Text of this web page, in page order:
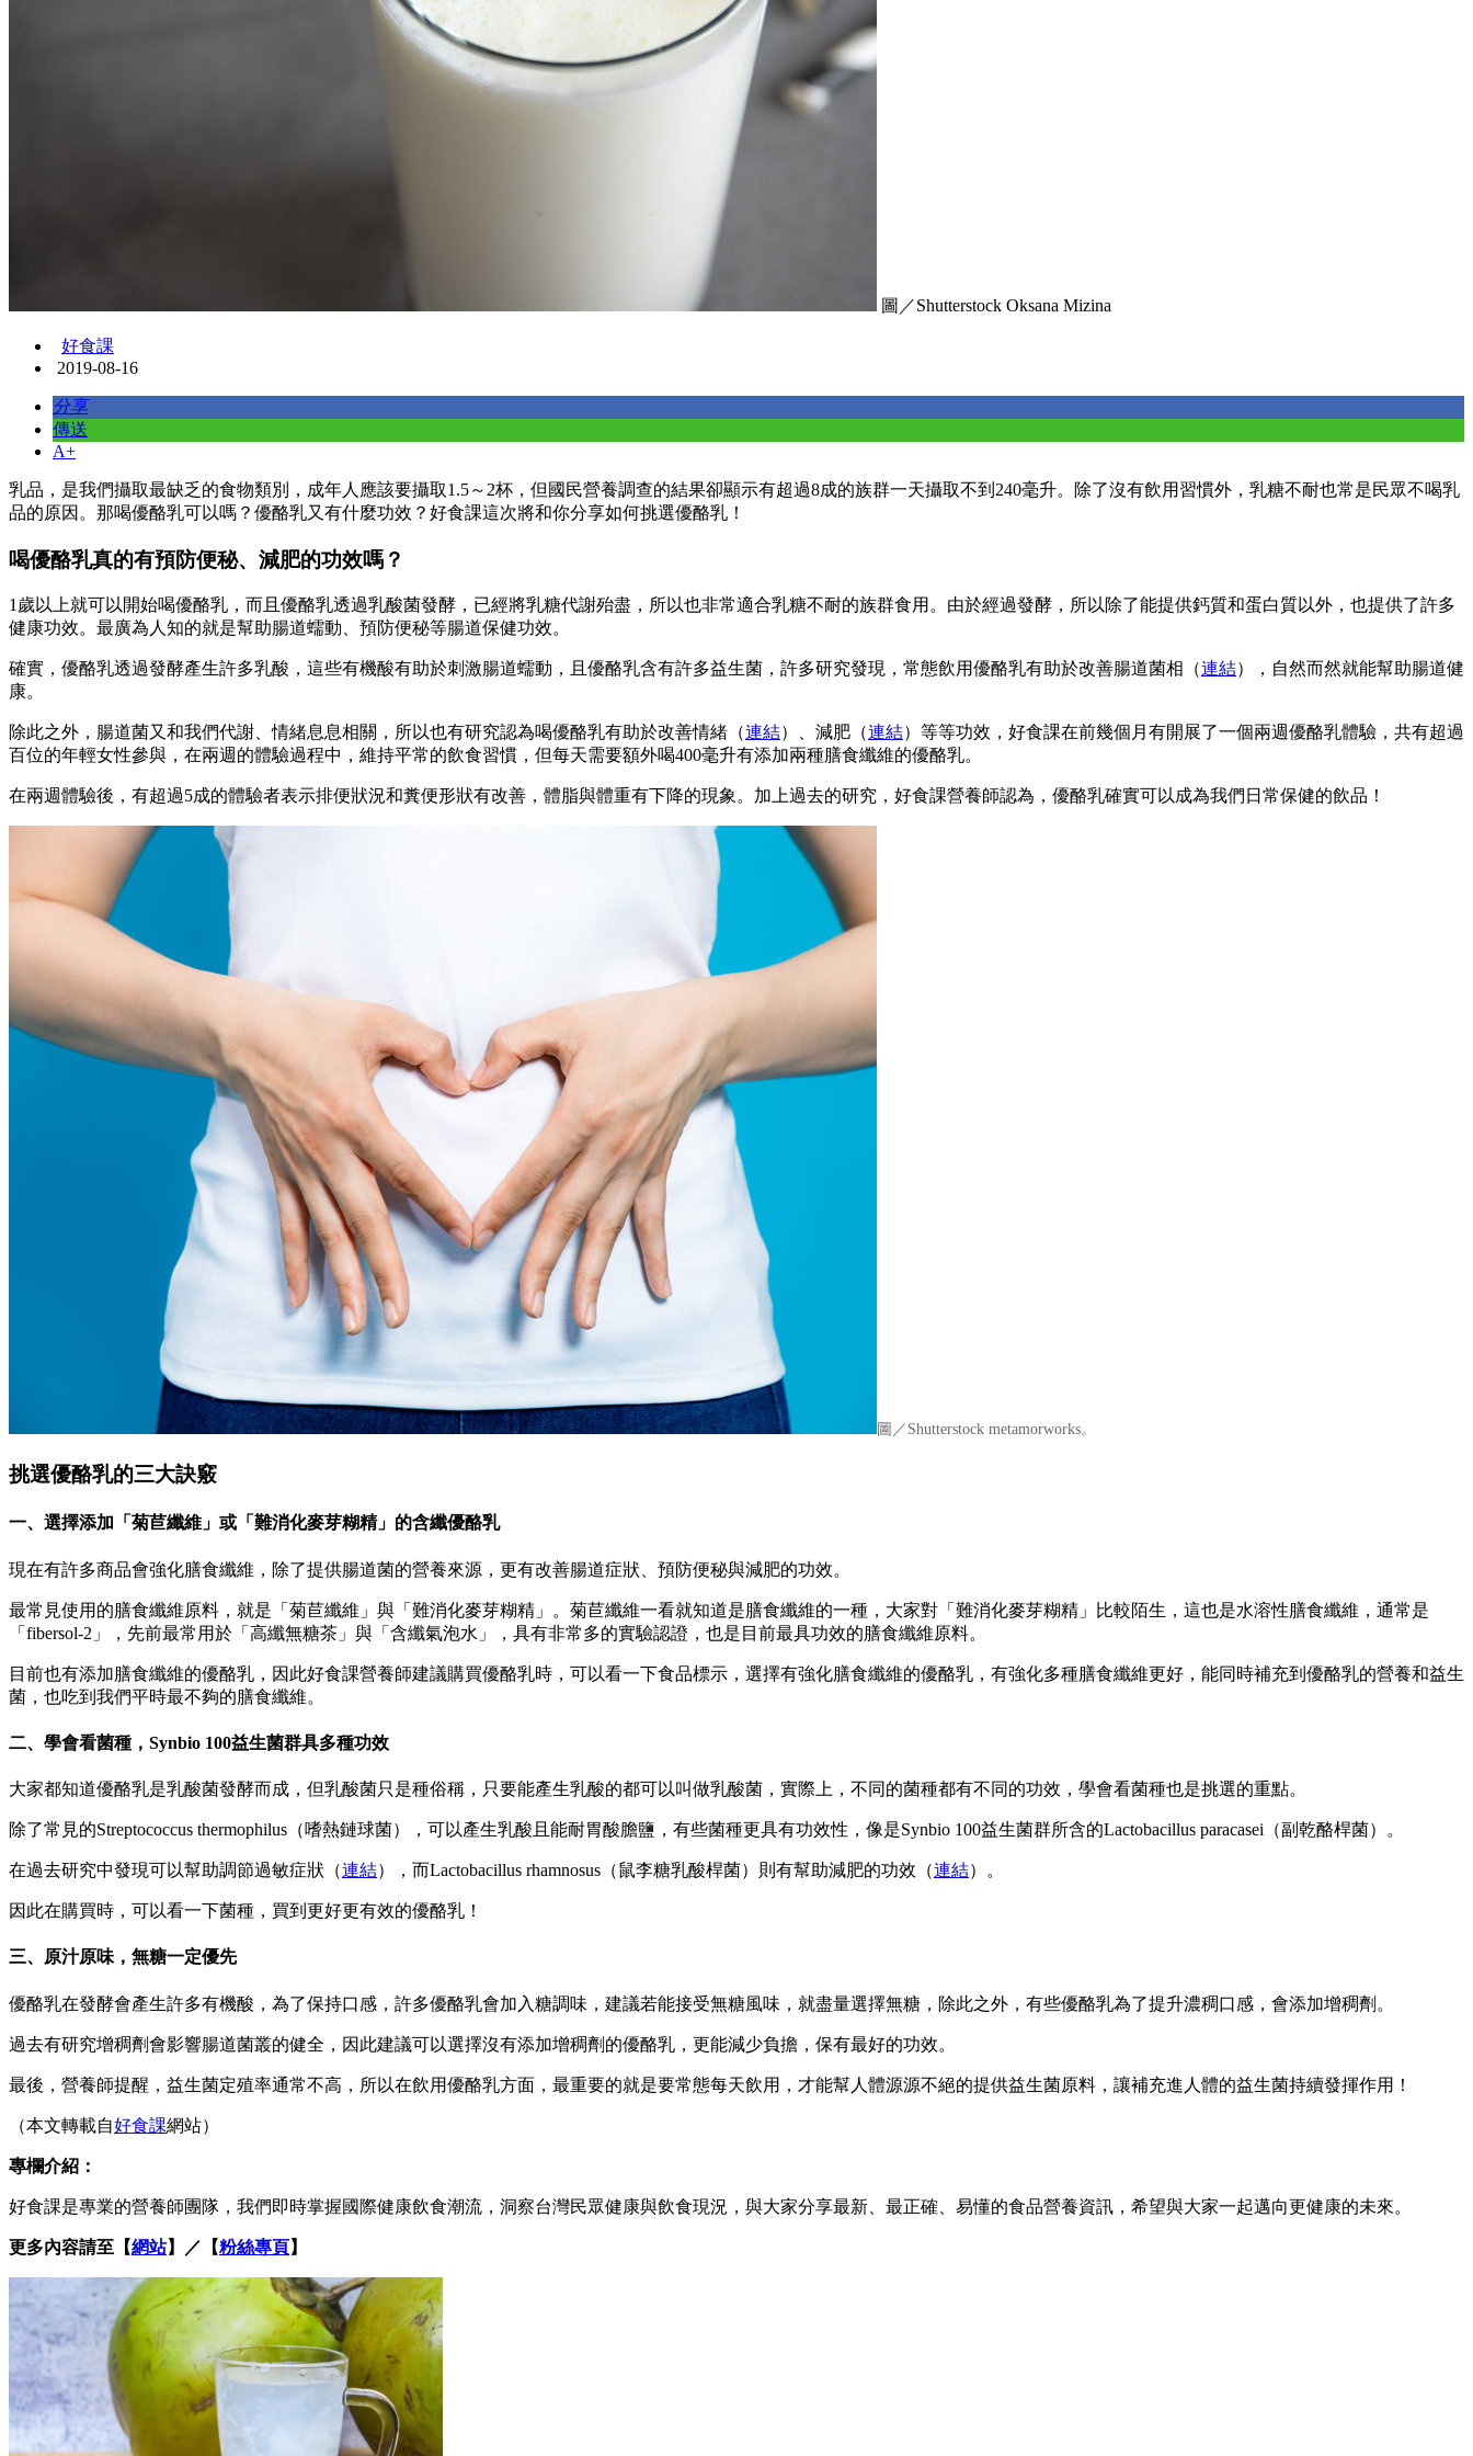
圖／Shutterstock Oksana Mizina
好食課
2019-08-16
分享
傳送
A+
乳品，是我們攝取最缺乏的食物類別，成年人應該要攝取1.5～2杯，但國民營養調查的結果卻顯示有超過8成的族群一天攝取不到240毫升。除了沒有飲用習慣外，乳糖不耐也常是民眾不喝乳
品的原因。那喝優酪乳可以嗎？優酪乳又有什麼功效？好食課這次將和你分享如何挑選優酪乳！
喝優酪乳真的有預防便秘、減肥的功效嗎？
1歲以上就可以開始喝優酪乳，而且優酪乳透過乳酸菌發酵，已經將乳糖代謝殆盡，所以也非常適合乳糖不耐的族群食用。由於經過發酵，所以除了能提供鈣質和蛋白質以外，也提供了許多
健康功效。最廣為人知的就是幫助腸道蠕動、預防便秘等腸道保健功效。
確實，優酪乳透過發酵產生許多乳酸，這些有機酸有助於刺激腸道蠕動，且優酪乳含有許多益生菌，許多研究發現，常態飲用優酪乳有助於改善腸道菌相（連結），自然而然就能幫助腸道健
康。
除此之外，腸道菌又和我們代謝、情緒息息相關，所以也有研究認為喝優酪乳有助於改善情緒（連結）、減肥（連結）等等功效，好食課在前幾個月有開展了一個兩週優酪乳體驗，共有超過
百位的年輕女性參與，在兩週的體驗過程中，維持平常的飲食習慣，但每天需要額外喝400毫升有添加兩種膳食纖維的優酪乳。
在兩週體驗後，有超過5成的體驗者表示排便狀況和糞便形狀有改善，體脂與體重有下降的現象。加上過去的研究，好食課營養師認為，優酪乳確實可以成為我們日常保健的飲品！
圖／Shutterstock metamorworks。
挑選優酪乳的三大訣竅
一、選擇添加「菊苣纖維」或「難消化麥芽糊精」的含纖優酪乳
現在有許多商品會強化膳食纖維，除了提供腸道菌的營養來源，更有改善腸道症狀、預防便秘與減肥的功效。
最常見使用的膳食纖維原料，就是「菊苣纖維」與「難消化麥芽糊精」。菊苣纖維一看就知道是膳食纖維的一種，大家對「難消化麥芽糊精」比較陌生，這也是水溶性膳食纖維，通常是
「fibersol-2」，先前最常用於「高纖無糖茶」與「含纖氣泡水」，具有非常多的實驗認證，也是目前最具功效的膳食纖維原料。
目前也有添加膳食纖維的優酪乳，因此好食課營養師建議購買優酪乳時，可以看一下食品標示，選擇有強化膳食纖維的優酪乳，有強化多種膳食纖維更好，能同時補充到優酪乳的營養和益生
菌，也吃到我們平時最不夠的膳食纖維。
二、學會看菌種，Synbio 100益生菌群具多種功效
大家都知道優酪乳是乳酸菌發酵而成，但乳酸菌只是種俗稱，只要能產生乳酸的都可以叫做乳酸菌，實際上，不同的菌種都有不同的功效，學會看菌種也是挑選的重點。
除了常見的Streptococcus thermophilus（嗜熱鏈球菌），可以產生乳酸且能耐胃酸膽鹽，有些菌種更具有功效性，像是Synbio 100益生菌群所含的Lactobacillus paracasei（副乾酪桿菌）。
在過去研究中發現可以幫助調節過敏症狀（連結），而Lactobacillus rhamnosus（鼠李糖乳酸桿菌）則有幫助減肥的功效（連結）。
因此在購買時，可以看一下菌種，買到更好更有效的優酪乳！
三、原汁原味，無糖一定優先
優酪乳在發酵會產生許多有機酸，為了保持口感，許多優酪乳會加入糖調味，建議若能接受無糖風味，就盡量選擇無糖，除此之外，有些優酪乳為了提升濃稠口感，會添加增稠劑。
過去有研究增稠劑會影響腸道菌叢的健全，因此建議可以選擇沒有添加增稠劑的優酪乳，更能減少負擔，保有最好的功效。
最後，營養師提醒，益生菌定殖率通常不高，所以在飲用優酪乳方面，最重要的就是要常態每天飲用，才能幫人體源源不絕的提供益生菌原料，讓補充進人體的益生菌持續發揮作用！
（本文轉載自好食課網站）
專欄介紹：
好食課是專業的營養師團隊，我們即時掌握國際健康飲食潮流，洞察台灣民眾健康與飲食現況，與大家分享最新、最正確、易懂的食品營養資訊，希望與大家一起邁向更健康的未來。
更多內容請至【網站】／【粉絲專頁】